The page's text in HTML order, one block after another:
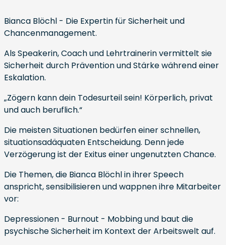
Bianca Blöchl - Die Expertin für Sicherheit und
Chancenmanagement.
Als Speakerin, Coach und Lehrtrainerin vermittelt sie
Sicherheit durch Prävention und Stärke während einer
Eskalation.
„Zögern kann dein Todesurteil sein! Körperlich, privat
und auch beruflich.“
Die meisten Situationen bedürfen einer schnellen,
situationsadäquaten Entscheidung. Denn jede
Verzögerung ist der Exitus einer ungenutzten Chance.
Die Themen, die Bianca Blöchl in ihrer Speech
anspricht, sensibilisieren und wappnen ihre Mitarbeiter
vor:
Depressionen - Burnout - Mobbing und baut die
psychische Sicherheit im Kontext der Arbeitswelt auf.